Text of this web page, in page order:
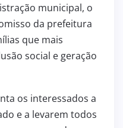
municipal, o
da prefeitura
que mais
social e geração
os interessados a
e a levarem todos